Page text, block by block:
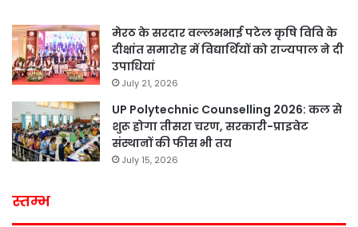
मेरठ के सरदार वल्लभभाई पटेल कृषि विवि के
दीक्षांत समारोह में विद्यार्थियों को राज्यपाल ने दी
उपाधियां
July 21, 2026
UP Polytechnic Counselling 2026: कल से
शुरू होगा तीसरा चरण, सरकारी-प्राइवेट
संस्थानों की फीस भी तय
July 15, 2026
स्तम्भ